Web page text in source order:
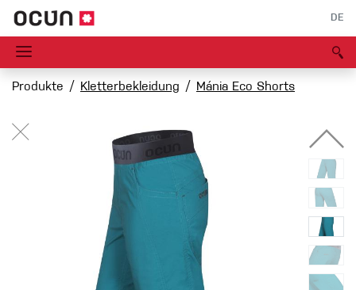
DE
Produkte Kletterbekleidung Mánia Eco Shorts